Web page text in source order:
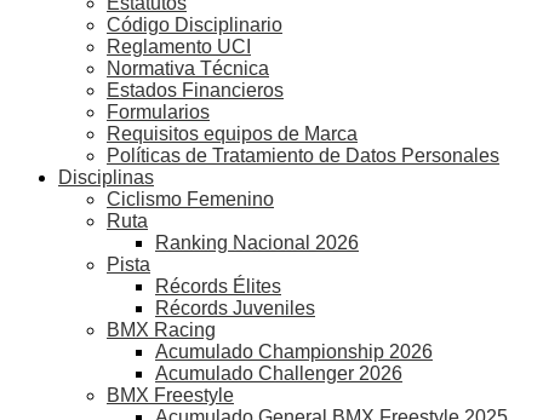
Código Disciplinario
Reglamento UCI
Normativa Técnica
Estados Financieros
Formularios
Requisitos equipos de Marca
Políticas de Tratamiento de Datos Personales
Disciplinas
Ciclismo Femenino
Ruta
Ranking Nacional 2026
Pista
Récords Élites
Récords Juveniles
BMX Racing
Acumulado Championship 2026
Acumulado Challenger 2026
BMX Freestyle